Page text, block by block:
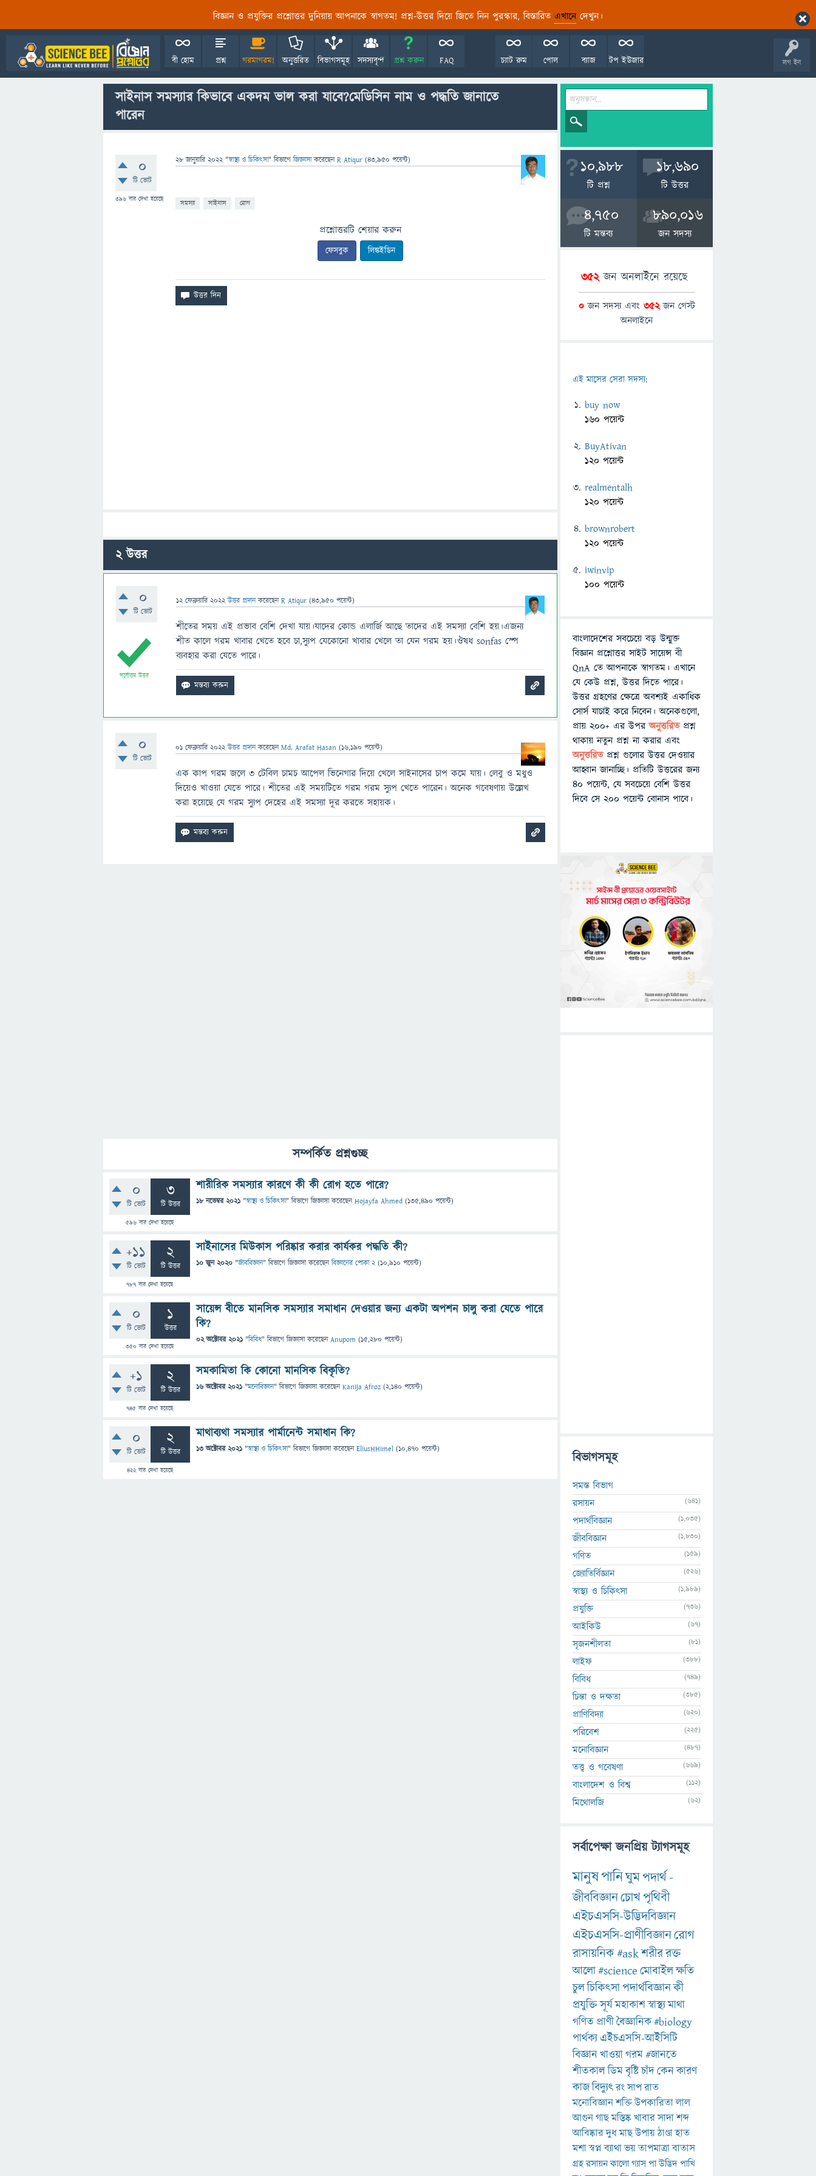
বিজ্ঞান ও প্রযুক্তির প্রশ্নোত্তর দুনিয়ায় আপনাকে স্বাগতম! প্রশ্ন-উত্তর দিয়ে জিতে নিন পুরস্কার, বিস্তারিত এখানেদেখুন।
লগ ইন
বী হোম প্রশ্ন গরমাগরম! অনুত্তরিত বিভাগসমূহ সদস্যবৃন্দ প্রশ্ন করুন FAQ টপ ইউজার
ব্যাজ
পোল
চ্যাট রুম
সাইনাস সমস্যার কিভাবে একদম ভাল করা যাবে?মেডিসিন নাম ও পদ্ধতি জানাতে
পারেন
0
টি ভোট
396 বার দেখা হয়েছে
28 জানুয়ারি 2022 "স্বাস্থ্য ও চিকিৎসা" বিভাগে জিজ্ঞাসাকরেছেনR Atiqur (43,950 পয়েন্ট)
সমস্যা সাইনাস রোগ
প্রশ্নোত্তরটি শেয়ার করুন
ফেসবুক লিঙ্কইডিন
2উত্তর
0
টি ভোট
12 ফেব্রুয়ারি 2022 উত্তর প্রদান করেছেনR Atiqur (43,950 পয়েন্ট)
সর্বোত্তম উত্তর
শীতের সময় এই প্রভাব বেশি দেখা যায়।যাদের কোন্ড এলার্জি আছে তাদের এই সমস্যা বেশি হয়।এজন্য
শীত কালে গরম খাবার খেতে হবে চা,স্যুপ যেকোনো খাবার খেলে তা যেন গরম হয়।ঔষধ sonfas স্পে
ব্যবহার করা যেতে পারে।
0
টি ভোট
01 ফেব্রুয়ারি 2022 উত্তর প্রদান করেছেনMd. Arafat Hasan (16,190 পয়েন্ট)
এক কাপ গরম জলে ৩ টেবিল চামচ আপেল ভিনেগার দিয়ে খেলে সাইনাসের চাপ কমে যায়। লেবু ও মধুও
দিয়েও খাওয়া যেতে পারে। শীতের এই সময়টিতে গরম গরম স্যুপ খেতে পারেন। অনেক গবেষণায় উল্লেখ
করা হয়েছে যে গরম স্যুপ দেহের এই সমস্যা দূর করতে সহায়ক।
সম্পর্কিত প্রশ্নগুচ্ছ
0
টি ভোট
3
টি উত্তর
596 বার দেখা হয়েছে
শারীরিক সমস্যার কারণে কী কী রোগ হতে পারে?
18 নভেম্বর 2021 "স্বাস্থ্য ও চিকিৎসা" বিভাগে জিজ্ঞাসাকরেছেনHojayfa Ahmed (135,490 পয়েন্ট)
+11
টি ভোট
2
টি উত্তর
787 বার দেখা হয়েছে
সাইনাসের মিউকাস পরিষ্কার করার কার্যকর পদ্ধতি কী?
10 জুন 2020 "জীববিজ্ঞান" বিভাগে জিজ্ঞাসাকরেছেনবিজ্ঞানের পোকা 2 (10,910 পয়েন্ট)
0
টি ভোট
1
উত্তর
350 বার দেখা হয়েছে
সায়েন্স বীতে মানসিক সমস্যার সমাধান দেওয়ার জন্য একটা অপশন চালু করা যেতে পারে
কি?
02 অক্টোবর 2021 "বিবিধ" বিভাগে জিজ্ঞাসাকরেছেনAnupom (15,280 পয়েন্ট)
+1
টি ভোট
2
টি উত্তর
745 বার দেখা হয়েছে
সমকামিতা কি কোনো মানসিক বিকৃতি?
16 অক্টোবর 2021 "মনোবিজ্ঞান" বিভাগে জিজ্ঞাসাকরেছেনKanija Afroz (2,140 পয়েন্ট)
0
টি ভোট
2
টি উত্তর
422বার দেখা হয়েছে
মাথাব্যথা সমস্যার পার্মানেন্ট সমাধান কি?
13 অক্টোবর 2021 "স্বাস্থ্য ও চিকিৎসা" বিভাগে জিজ্ঞাসাকরেছেনEliusHHimel (10,470 পয়েন্ট)
10,988
টি প্রশ্ন
18,690
টি উত্তর
4,750
টি মন্তব্য
890,016
জন সদস্য
352জন অনলাইনে রয়েছে
0জন সদস্য এবং 352জন গেস্ট
অনলাইনে
এই মাসের সেরা সদস্য:
buy now
160 পয়েন্ট
BuyAtivan
120 পয়েন্ট
realmentalh
120 পয়েন্ট
brownrobert
120 পয়েন্ট
iwinvip
100 পয়েন্ট
বাংলাদেশের সবচেয়ে বড় উন্মুক্ত
বিজ্ঞান প্রশ্নোত্তর সাইট সায়েন্স বী
QnA তে আপনাকে স্বাগতম। এখানে
যে কেউ প্রশ্ন, উত্তর দিতে পারে।
উত্তর গ্রহণের ক্ষেত্রে অবশ্যই একাধিক
সোর্স যাচাই করে নিবেন। অনেকগুলো,
প্রায় ২০০+ এর উপরঅনুত্তরিতপ্রশ্ন
থাকায় নতুন প্রশ্ন না করার এবং
অনুত্তরিত প্রশ্ন গুলোর উত্তর দেওয়ার
আহ্বান জানাচ্ছি। প্রতিটি উত্তরের জন্য
৪০ পয়েন্ট, যে সবচেয়ে বেশি উত্তর
দিবে সে ২০০ পয়েন্ট বোনাস পাবে।
বিভাগসমূহ
সমস্ত বিভাগ
রসায়ন
(641)
পদার্থবিজ্ঞান (1,035)
জীববিজ্ঞান (1,830)
গণিত (159)
জ্যোতির্বিজ্ঞান (526)
স্বাস্থ্য ও চিকিৎসা (1,989)
প্রযুক্তি (736)
আইকিউ (67)
সৃজনশীলতা (81)
লাইফ (388)
বিবিধ (749)
চিন্তা ও দক্ষতা (385)
প্রাণিবিদ্যা (620)
পরিবেশ (225)
মনোবিজ্ঞান (487)
তত্ত্ব ও গবেষণা (669)
বাংলাদেশ ও বিশ্ব (112)
মিথোলজি (62)
সর্বাপেক্ষা জনপ্রিয় ট্যাগসমূহ
মানুষপানিঘুমপদার্থ-
জীববিজ্ঞানচোখপৃথিবী
এইচএসসি-উদ্ভিদবিজ্ঞান
এইচএসসি-প্রাণীবিজ্ঞানরোগ
রাসায়নিক#askশরীররক্ত
আলো#scienceমোবাইলক্ষতি
চুলচিকিৎসাপদার্থবিজ্ঞানকী
প্রযুক্তিসূর্যমহাকাশস্বাস্থ্যমাথা
গণিত প্রাণীবৈজ্ঞানিক#biology
পার্থক্য এইচএসসি-আইসিটি
বিজ্ঞানখাওয়াগরম#জানতে
শীতকালডিমবৃষ্টিচাঁদকেনকারণ
কাজবিদ্যুৎরংসাপরাত
মনোবিজ্ঞানশক্তিউপকারিতালাল
আগুনগাছমস্তিষ্কখাবারসাদাশব্দ
আবিষ্কারদুধমাছউপায়ঠাণ্ডাহাত
মশাস্বপ্নব্যাথাভয়তাপমাত্রাবাতাস
গ্রহরসায়নকালোগ্যাসপাউদ্ভিদপাখি